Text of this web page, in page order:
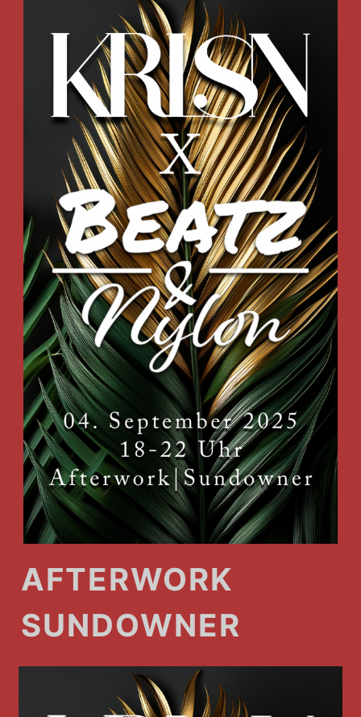
AFTERWORK
SUNDOWNER